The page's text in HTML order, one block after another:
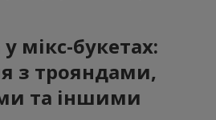
у мікс-букетах:
з трояндами,
та іншими